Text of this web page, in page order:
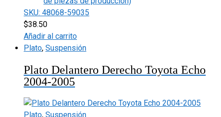
SKU: 48068-59035
$38.50
Añadir al carrito
Plato, Suspensión
Plato Delantero Derecho Toyota Echo
2004-2005
Plato, Suspensión